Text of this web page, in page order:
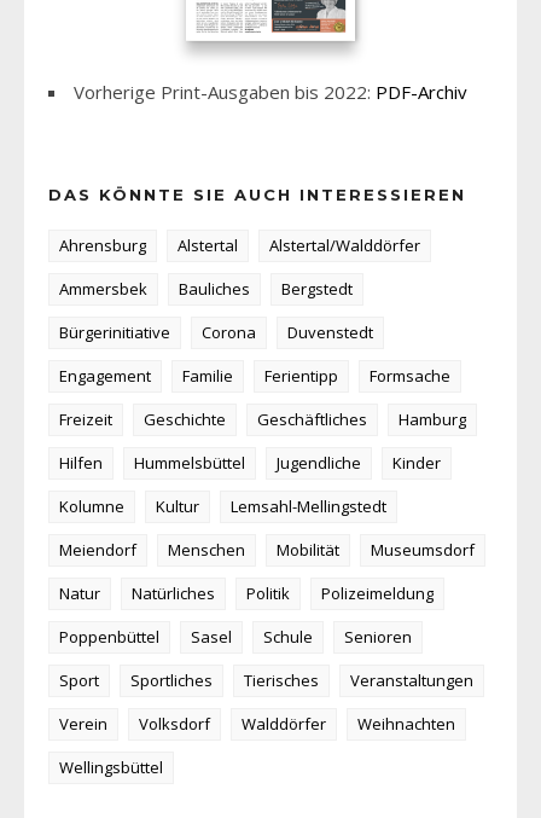
Vorherige Print-Ausgaben bis 2022: PDF-Archiv
DAS KÖNNTE SIE AUCH INTERESSIEREN
Ahrensburg Alstertal
Alstertal/Walddörfer
Ammersbek
Bauliches
Bergstedt
Bürgerinitiative
Corona
Duvenstedt
Engagement
Familie Ferientipp
Formsache
Freizeit
Geschichte Geschäftliches
Hamburg
Hilfen
Hummelsbüttel Jugendliche
Kinder
Kolumne
Kultur
Lemsahl-Mellingstedt
Meiendorf
Menschen Mobilität
Museumsdorf
Natur
Natürliches Politik
Polizeimeldung
Poppenbüttel
Sasel Schule
Senioren
Sport
Sportliches Tierisches
Veranstaltungen
Verein
Volksdorf Walddörfer
Weihnachten
Wellingsbüttel